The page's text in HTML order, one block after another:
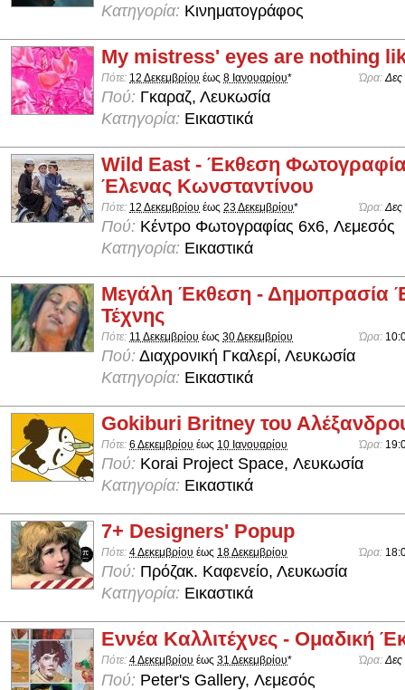
Κατηγορία: Κινηματογράφος
My mistress' eyes are nothing
Πότε: 12 Δεκεμβρίου έως 8 Ιανουαρίου* Ώρα:Δες
Πού: Γκαραζ, Λευκωσία
Κατηγορία: Εικαστικά
Wild East - Έκθεση
Έλενας Κωνσταντίνου
Πότε: 12 Δεκεμβρίου έως 23 Δεκεμβρίου* Ώρα:Δες
Πού: Kέντρο Φωτογραφίας 6x6, Λεμεσός
Κατηγορία: Εικαστικά
Μεγάλη Έκθεση - Δημοπρασία
Τέχνης
Πότε: 11 Δεκεμβρίου έως 30 Δεκεμβρίου Ώρα:
Πού: Διαχρονική Γκαλερί, Λευκωσία
Κατηγορία: Εικαστικά
Gokiburi Britney του
Πότε: 6 Δεκεμβρίου έως 10 Ιανουαρίου Ώρα:
Πού: Korai Project Space, Λευκωσία
Κατηγορία: Εικαστικά
7+ Designers' Popup
Πότε: 4 Δεκεμβρίου έως 18 Δεκεμβρίου Ώρα:
Πού: Πρόζακ. Καφενείο, Λευκωσία
Κατηγορία: Εικαστικά
Εννέα Καλλιτέχνες - Ομαδική
Πότε: 4 Δεκεμβρίου έως 31 Δεκεμβρίου* Ώρα:Δες
Πού: Peter's Gallery, Λεμεσός